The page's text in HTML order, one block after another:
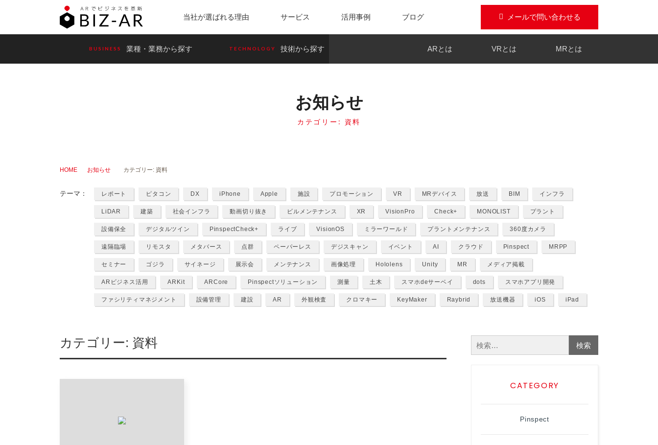
当社が選ばれる理由 サービス
ARアプリケーション開発 Check+ MONOLIST Pinspect MR
活用事例 ブログ メールで問い合わせる
BUSINESS 業種・業務から探す TECHNOLOGY 技術から探す ARとは VRとは MRとは
お知らせ
カテゴリー: 資料
HOME お知らせ カテゴリー: 資料
テーマ ： レポート ピタコン DX iPhone Apple 施設 プロモーション VR MRデバイス 放送 BIM インフラ
LiDAR 建築 社会インフラ 動画切り抜き ビルメンテナンス XR VisionPro Check+ MONOLIST プラント
設備保全 デジタルツイン PinspectCheck+ ライブ VisionOS ミラーワールド プラントメンテナンス 360度カメラ
遠隔臨場 リモスタ メタバース 点群 ペーパーレス デジスキャン イベント AI クラウド Pinspect MRPP
セミナー ゴジラ サイネージ 展示会 メンテナンス 画像処理 Hololens Unity MR メディア掲載
ARビジネス活用 ARKit ARCore Pinspectソリューション 測量 土木 スマホdeサーベイ dots スマホアプリ開発
ファシリティマネジメント 設備管理 建設 AR 外観検査 クロマキー KeyMaker Raybrid 放送機器 iOS iPad
カテゴリー: 資料
CATEGORY
Pinspect